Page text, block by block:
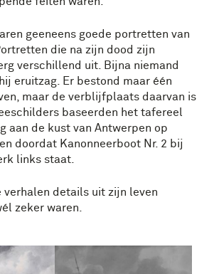
geeneens goede portretten van
die na zijn dood zijn
verschillend uit. Bijna niemand
eruitzag. Er bestond maar één
maar de verblijfplaats daarvan is
baseerden het tafereel
aan de kust van Antwerpen op
doordat Kanonneerboot Nr. 2 bij
links staat.
verhalen details uit zijn leven
zeker waren.